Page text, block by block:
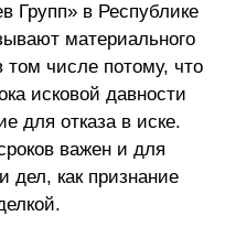
Групп» в Республике
материального
том числе потому, что
исковой давности
для отказа в иске.
важен и для
дел, как признание